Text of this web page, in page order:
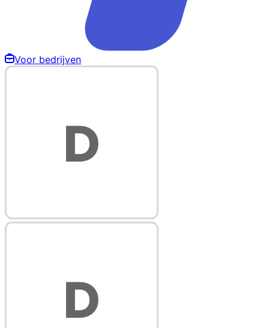
Voor bedrijven